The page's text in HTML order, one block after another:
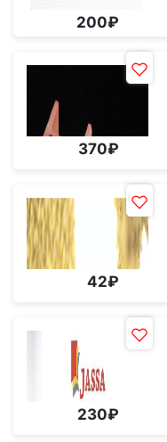
200₽
370₽
42₽
230₽